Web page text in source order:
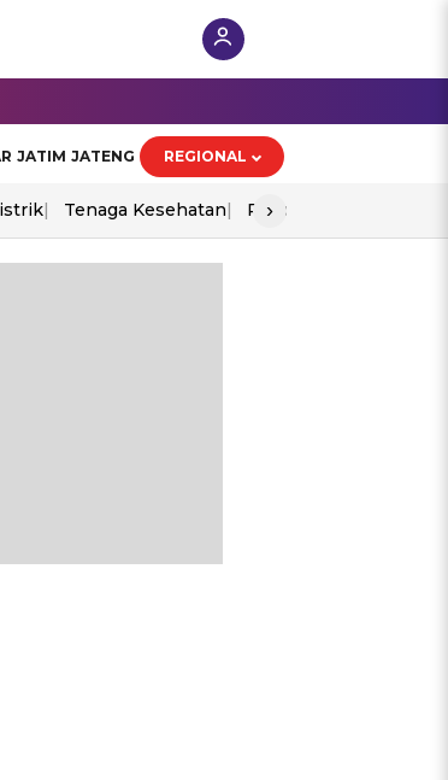
JATIM JATENG REGIONAL
Tenaga Kesehatan Piala Aff 2026
›